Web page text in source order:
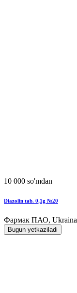
10 000 so'mdan
Diazolin tab. 0,1g №20
Фармак ПАО, Ukraina
Bugun yetkaziladi